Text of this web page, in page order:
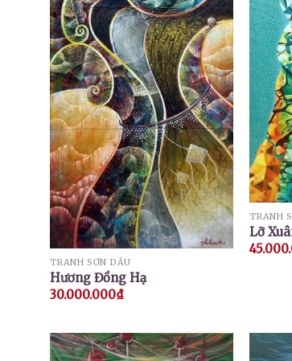
TRANH SƠN DẦU
Hương Đồng Hạ
30.000.000₫
TRANH
Lỡ